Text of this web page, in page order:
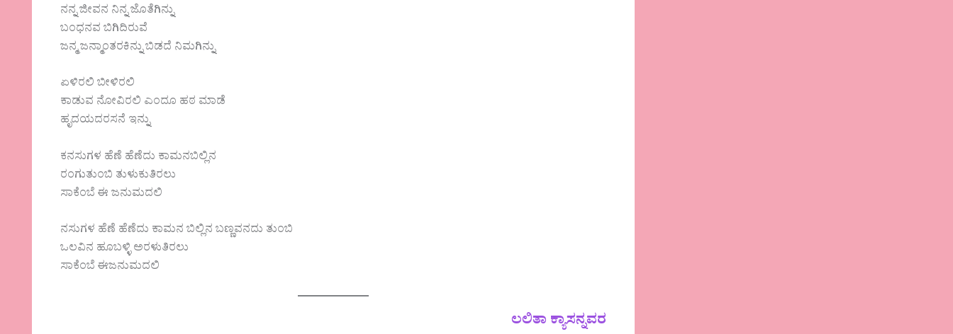
ನನ್ನ ಜೀವನ ನಿನ್ನ ಜೊತೆಗಿನ್ನು
ಬಂಧನವ ಬಿಗಿದಿರುವೆ
ಜನ್ಮ ಜನ್ಮಾಂತರಕಿನ್ನು ಬಿಡದೆ ನಿಮಗಿನ್ನು
ಏಳಿರಲಿ ಬೀಳಿರಲಿ
ಕಾಡುವ ನೋವಿರಲಿ ಎಂದೂ ಹಠ ಮಾಡೆ
ಹೃದಯದರಸನೆ ಇನ್ನು
ಕನಸುಗಳ ಹೆಣೆ ಹೆಣೆದು ಕಾಮನಬಿಲ್ಲಿನ
ರಂಗುತುಂಬಿ ತುಳುಕುತಿರಲು
ಸಾಕೆಂಬೆ ಈ ಜನುಮದಲಿ
ನಸುಗಳ ಹೆಣೆ ಹೆಣೆದು ಕಾಮನ ಬಿಲ್ಲಿನ ಬಣ್ಣವನದು ತುಂಬಿ
ಒಲವಿನ ಹೂಬಳ್ಳಿ ಅರಳುತಿರಲು
ಸಾಕೆಂಬೆ ಈಜನುಮದಲಿ
ಲಲಿತಾ ಕ್ಯಾಸನ್ನವರ